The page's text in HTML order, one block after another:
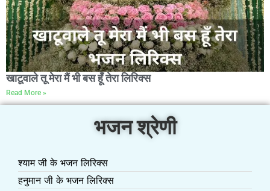
खाटूवाले तू मेरा मैं भी बस हूँ तेरा लिरिक्स
Read More »
भजन श्रेणी
श्याम जी के भजन लिरिक्स
हनुमान जी के भजन लिरिक्स